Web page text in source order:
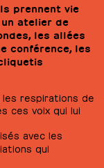
prennent vie
atelier de
les allées
conférence, les
les respirations de
ces voix qui lui
avec les
qui